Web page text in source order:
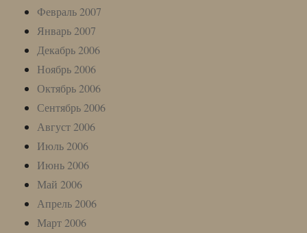
Февраль 2007
Январь 2007
Декабрь 2006
Ноябрь 2006
Октябрь 2006
Сентябрь 2006
Август 2006
Июль 2006
Июнь 2006
Май 2006
Апрель 2006
Март 2006